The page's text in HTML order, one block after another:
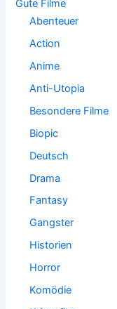
Gute Filme
Abenteuer
Action
Anime
Anti-Utopia
Besondere Filme
Biopic
Deutsch
Drama
Fantasy
Gangster
Historien
Horror
Komödie